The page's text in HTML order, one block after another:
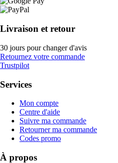
Livraison et retour
30 jours pour changer d'avis
Retournez votre commande
Trustpilot
Services
Mon compte
Centre d'aide
Suivre ma commande
Retourner ma commande
Codes promo
À propos